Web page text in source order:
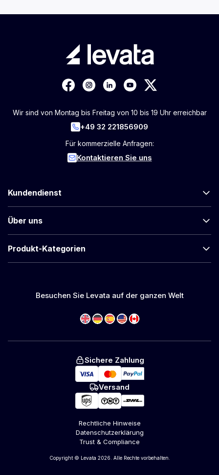
Wir sind von Montag bis Freitag von 10 bis 19 Uhr erreichbar
+49 32 221856909
Für kommerzielle Anfragen:
Kontaktieren Sie uns
Kundendienst
Über uns
Produkt-Kategorien
Besuchen Sie Levata auf der ganzen Welt
Sichere Zahlung
Versand
Rechtliche Hinweise
Datenschutzerklärung
Trust & Compliance
Copyright © Levata 2026. Alle Rechte vorbehalten.